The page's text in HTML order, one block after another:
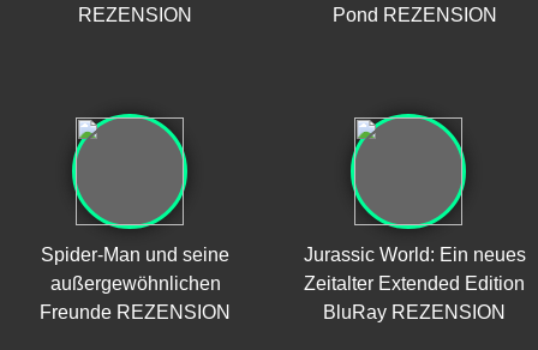
REZENSION
Pond REZENSION
Spider-Man und seine
außergewöhnlichen
Freunde REZENSION
Jurassic World: Ein neues
Zeitalter Extended Edition
BluRay REZENSION